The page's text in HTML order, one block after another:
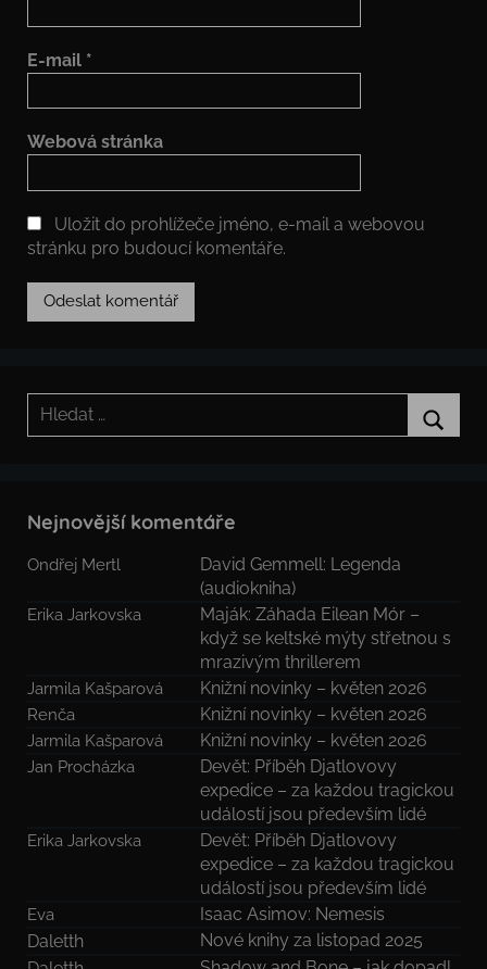
E-mail *
Webová stránka
Uložit do prohlížeče jméno, e-mail a webovou
stránku pro budoucí komentáře.
Hledat:
Nejnovější komentáře
Ondřej Mertl
David Gemmell: Legenda
(audiokniha)
Erika Jarkovska
Maják: Záhada Eilean Mór –
když se keltské mýty střetnou s
mrazivým thrillerem
Jarmila Kašparová Knižní novinky – květen 2026
Renča Knižní novinky – květen 2026
Jarmila Kašparová Knižní novinky – květen 2026
Jan Procházka
Devět: Příběh Djatlovovy
expedice – za každou tragickou
událostí jsou především lidé
Erika Jarkovska
Devět: Příběh Djatlovovy
expedice – za každou tragickou
událostí jsou především lidé
Eva
Isaac Asimov: Nemesis
Daletth
Nové knihy za listopad 2025